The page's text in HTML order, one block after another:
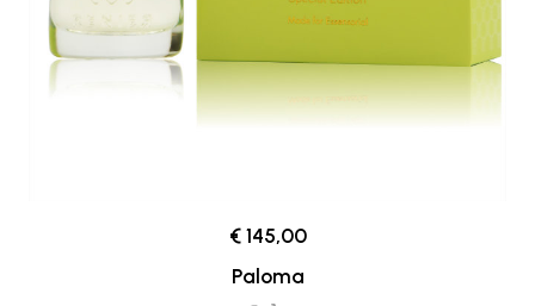
€ 145,00
Paloma